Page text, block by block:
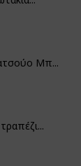
Μπ...